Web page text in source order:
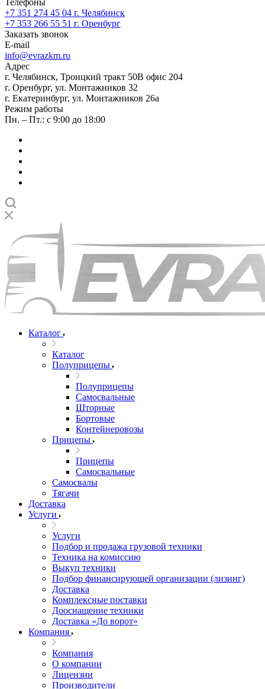
Телефоны
+7 351 274 45 04 г. Челябинск
+7 353 266 55 51 г. Оренбург
Заказать звонок
E-mail
info@evrazkm.ru
Адрес
г. Челябинск, Троицкий тракт 50В офис 204
г. Оренбург, ул. Монтажников 32
г. Екатеринбург, ул. Монтажников 26а
Режим работы
Пн. – Пт.: с 9:00 до 18:00
Каталог
Каталог
Полуприцепы
Полуприцепы
Самосвальные
Шторные
Бортовые
Контейнеровозы
Прицепы
Прицепы
Самосвальные
Самосвалы
Тягачи
Доставка
Услуги
Услуги
Подбор и продажа грузовой техники
Техника на комиссию
Выкуп техники
Подбор финансирующей организации (лизинг)
Доставка
Комплексные поставки
Дооснащение техники
Доставка «До ворот»
Компания
Компания
О компании
Лицензии
Производители